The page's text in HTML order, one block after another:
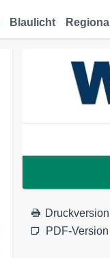
Blaulicht Regional
Druckversion
PDF-Version